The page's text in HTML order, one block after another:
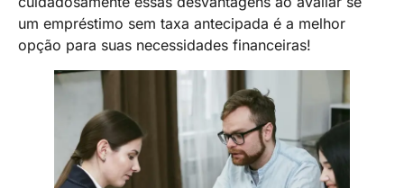
um empréstimo sem taxa antecipada é a melhor
opção para suas necessidades financeiras!